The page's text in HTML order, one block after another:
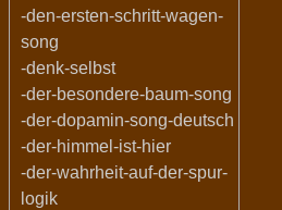
-den-ersten-schritt-wagen-
song
-denk-selbst
-der-besondere-baum-song
-der-dopamin-song-deutsch
-der-himmel-ist-hier
-der-wahrheit-auf-der-spur-
logik